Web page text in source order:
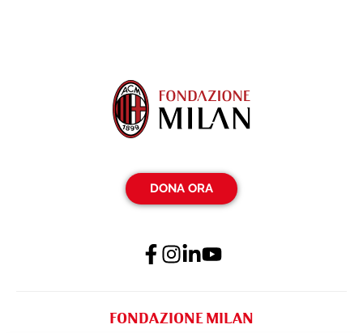
DONA ORA
FONDAZIONE MILAN